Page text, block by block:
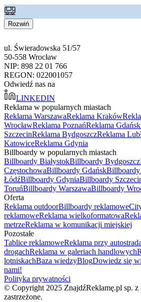
Rozwiń
ul. Świeradowska 51/57
50-558 Wrocław
NIP: 898 22 01 766
REGON: 022001057
Odwiedź nas na
LINKEDIN
Reklama w popularnych miastach
Reklama WarszawaReklama Kraków
WrocławReklama PoznańReklama Gdańsk
SzczecinReklama BydgoszczReklama
KatowiceReklama Gdynia
Billboardy w popularnych miastach
Billboardy BiałystokBillboardy Bydgoszcz
CzęstochowaBillboardy Gdańsk
ŁódźBillboardy GdyniaBillboardy
ToruńBillboardy WarszawaBillboardy
Oferta
Reklama outdoorBillboardy reklamowe
reklamoweReklama wielkoformatowa
metrzeReklama w komunikacji miejskiej
Pozostałe
Tablice reklamoweReklama przy
drogachReklama w galeriach handlowych
lotniskachBaza wiedzyBlogDowiedz się
nami!
Polityka prywatności
© Copyright 2025 ZnajdźReklamę.pl sp. z
zastrzeżone.